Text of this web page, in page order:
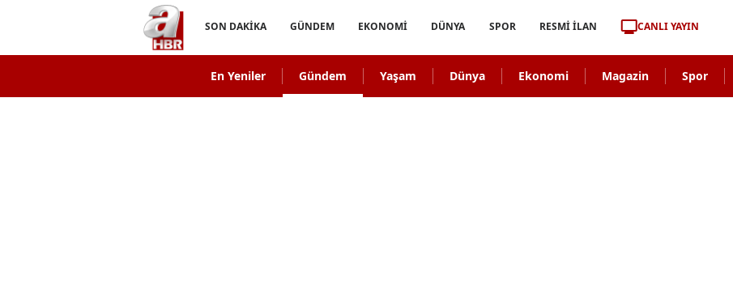
SON DAKİKA GÜNDEM EKONOMİ DÜNYA SPOR RESMİ İLAN CANLI YAYIN
En Yeniler Gündem Yaşam Dünya Ekonomi Magazin Spor